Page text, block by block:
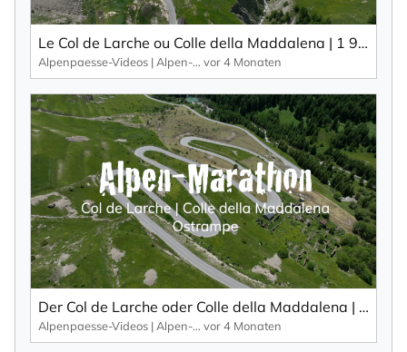
Le Col de Larche ou Colle della Maddalena | 1 991 m : un itinéraire varié pour les randonnées à moto.
Alpenpaesse-Videos | Alpen-Marathon vor 4 Monaten
Der Col de Larche oder Colle della Maddalena | 1991 M: Abwechslungsreiche Strecke für Motorradtouren.
Alpenpaesse-Videos | Alpen-Marathon vor 4 Monaten